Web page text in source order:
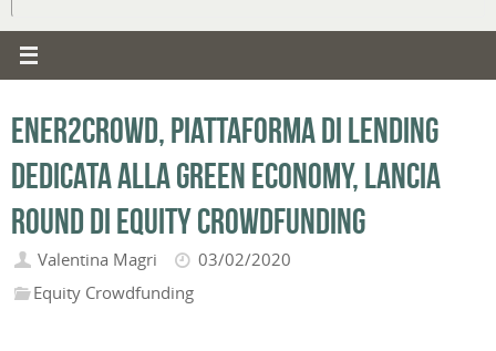
Ener2crowd, piattaforma di lending
dedicata alla green economy, lancia
round di equity crowdfunding
Valentina Magri
03/02/2020
Equity Crowdfunding